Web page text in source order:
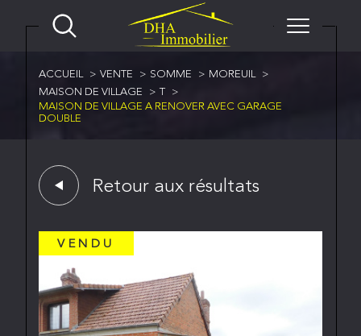
ACCUEIL VENTE SOMME
MOREUIL
MAISON DE VILLAGE
T
MAISON DE VILLAGE A RENOVER AVEC GARAGE
DOUBLE
Retour aux résultats
VENDU